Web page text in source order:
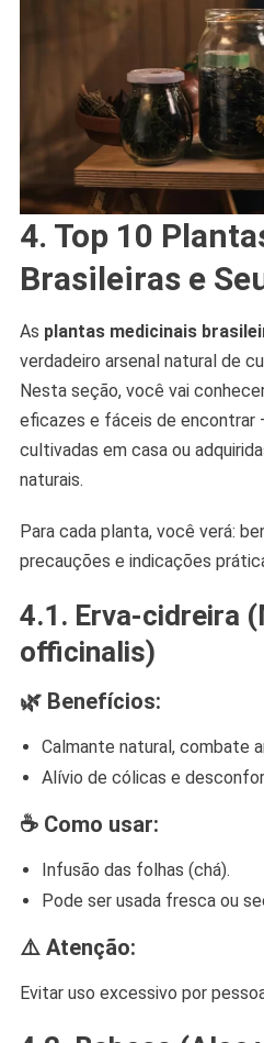
4. Top 10
Brasileiras e
As plantas medicinais
verdadeiro arsenal natural de
Nesta seção, você vai
eficazes e fáceis de encontrar
cultivadas em casa ou
naturais.
Para cada planta, você verá:
precauções e indicações
4.1. Erva-cidreira
officinalis)
🌿 Benefícios:
Calmante natural, combate
Alívio de cólicas e
☕ Como usar:
Infusão das folhas (chá).
Pode ser usada fresca ou
⚠️ Atenção:
Evitar uso excessivo por